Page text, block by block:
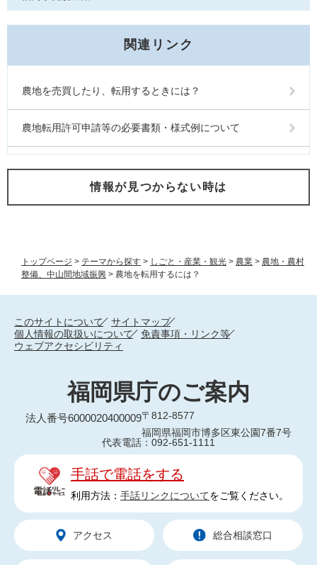
トップページ > テーマから探す > しごと・産業・観光 > 農業 > 農地・農村
整備、中山間地域振興 > 農地を転用するには？
関連リンク
農地を売買したり、転用するときには？
農地転用許可申請等の必要書類・様式例について
情報が見つからない時は
このサイトについて
サイトマップ
個人情報の取扱いについて
免責事項・リンク等
ウェブアクセシビリティ
福岡県庁のご案内
法人番号6000020400009〒812-8577
福岡県福岡市博多区東公園7番7号
代表電話：092-651-1111
手話で電話をする
利用方法： 手話リンクについてをご覧ください。
アクセス 総合相談窓口